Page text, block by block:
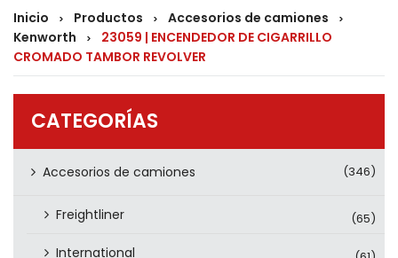
INICIO
QUIENES SOMOS
PRODUCTOS
CONTÁCTENOS
Inicio > Productos > Accesorios de camiones >
Kenworth >
23059 | ENCENDEDOR DE CIGARRILLO
CROMADO TAMBOR REVOLVER
CATEGORÍAS
Accesorios de camiones (346)
Freightliner (65)
International